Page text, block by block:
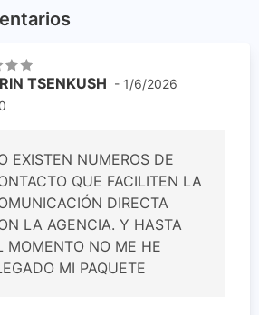
TSENKUSH - 1/6/2026
EXISTEN NUMEROS DE
QUE FACILITEN LA
DIRECTA
LA AGENCIA. Y HASTA
MOMENTO NO ME HE
MI PAQUETE